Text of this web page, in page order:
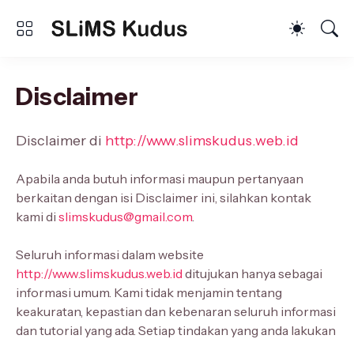
Disclaimer
Disclaimer di http://www.slimskudus.web.id
Apabila anda butuh informasi maupun pertanyaan
berkaitan dengan isi Disclaimer ini, silahkan kontak
kami di slimskudus@gmail.com.
Seluruh informasi dalam website
http://www.slimskudus.web.id ditujukan hanya sebagai
informasi umum. Kami tidak menjamin tentang
keakuratan, kepastian dan kebenaran seluruh informasi
dan tutorial yang ada. Setiap tindakan yang anda lakukan